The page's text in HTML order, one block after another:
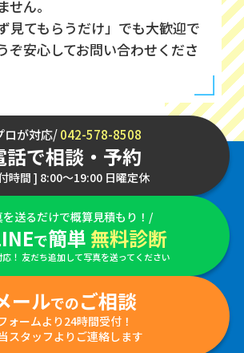
せん。
見てもらうだけ」でも大歓迎で
ぞ安心してお問い合わせくださ
ロが対応/042-578-8508
話で相談・予約
時間 ] 8:00～19:00 日曜定休
送るだけで概算見積もり！/
で簡単 無料診断
！ 友だち追加して写真を送ってください
ールでのご相談
ォームより24時間受付！
スタッフよりご連絡します